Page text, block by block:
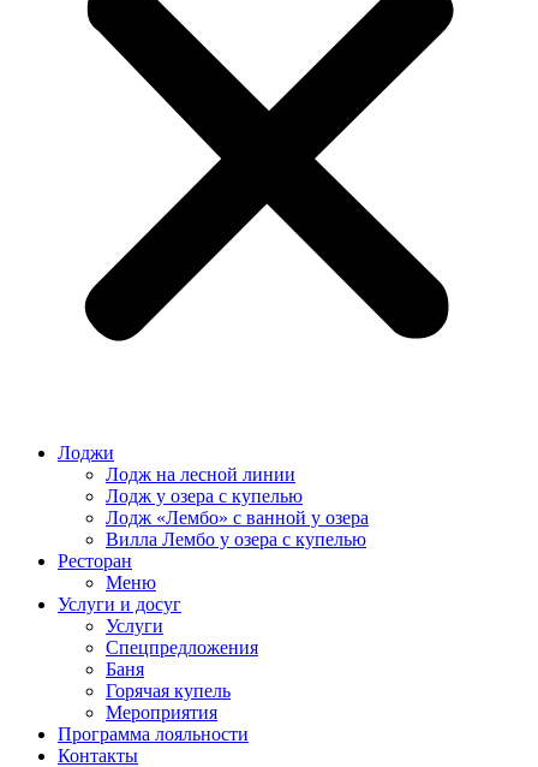
Лоджи
Лодж на лесной линии
Лодж у озера с купелью
Лодж «Лембо» с ванной у озера
Вилла Лембо у озера с купелью
Ресторан
Меню
Услуги и досуг
Услуги
Спецпредложения
Баня
Горячая купель
Мероприятия
Программа лояльности
Контакты